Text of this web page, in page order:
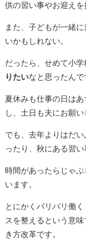
供の習い事やお迎えを
また、子どもが一緒
いかもしれない。
だったら、せめて小学
りたいなと思ったんで
夏休みも仕事の日は
し、土日も夫にお願
でも、去年よりはだ
ったり、秋にある習
時間があったらじゃ
います。
とにかくバリバリ働
スを整えるという意
き方改革です。